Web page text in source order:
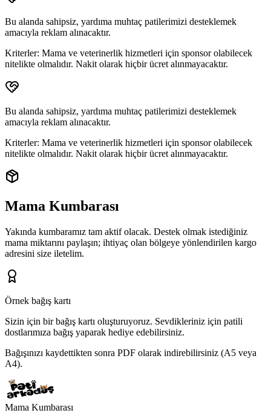
Bu alanda sahipsiz, yardıma muhtaç patilerimizi desteklemek
amacıyla reklam alınacaktır.
Kriterler: Mama ve veterinerlik hizmetleri için sponsor olabilecek
nitelikte olmalıdır. Nakit olarak hiçbir ücret alınmayacaktır.
Bu alanda sahipsiz, yardıma muhtaç patilerimizi desteklemek
amacıyla reklam alınacaktır.
Kriterler: Mama ve veterinerlik hizmetleri için sponsor olabilecek
nitelikte olmalıdır. Nakit olarak hiçbir ücret alınmayacaktır.
Mama Kumbarası
Yakında kumbaramız tam aktif olacak. Destek olmak istediğiniz
mama miktarını paylaşın; ihtiyaç olan bölgeye yönlendirilen kargo
adresini size iletelim.
Örnek bağış kartı
Sizin için bir bağış kartı oluşturuyoruz. Sevdikleriniz için patili
dostlarımıza bağış yaparak hediye edebilirsiniz.
Bağışınızı kaydettikten sonra PDF olarak indirebilirsiniz (A5 veya
A4).
Mama Kumbarası